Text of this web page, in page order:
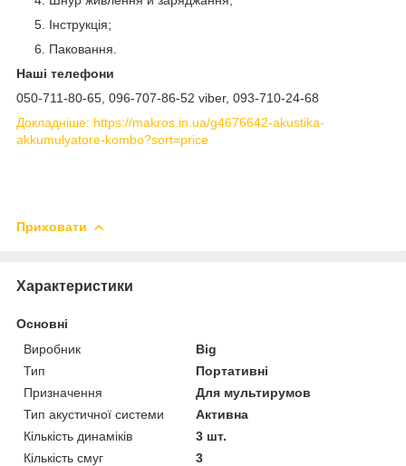
Інструкція;
Паковання.
Наші телефони
050-711-80-65, 096-707-86-52 viber, 093-710-24-68
Докладніше: https://makros.in.ua/g4676642-akustika-
akkumulyatore-kombo?sort=price
Приховати
Характеристики
Основні
Виробник
Big
Тип
Портативні
Призначення
Для мультирумов
Тип акустичної системи
Активна
Кількість динаміків
3 шт.
Кількість смуг
3